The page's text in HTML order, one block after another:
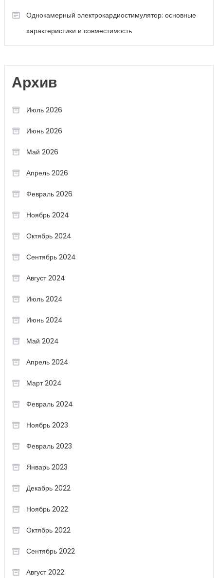
Однокамерный электрокардиостимулятор: основные
характеристики и совместимость
Архив
Июль 2026
Июнь 2026
Май 2026
Апрель 2026
Февраль 2026
Ноябрь 2024
Октябрь 2024
Сентябрь 2024
Август 2024
Июль 2024
Июнь 2024
Май 2024
Апрель 2024
Март 2024
Февраль 2024
Ноябрь 2023
Февраль 2023
Январь 2023
Декабрь 2022
Ноябрь 2022
Октябрь 2022
Сентябрь 2022
Август 2022